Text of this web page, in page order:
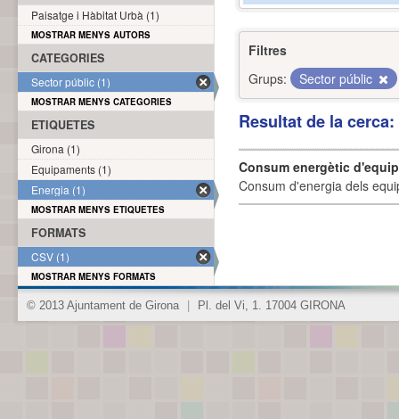
Filtres
Grups:
Sector públic
Resultat de la
Consum energètic
Consum d'energia dels
Paisatge i Hàbitat Urbà (1)
MOSTRAR MENYS AUTORS
CATEGORIES
Sector públic (1)
MOSTRAR MENYS CATEGORIES
ETIQUETES
Girona (1)
Equipaments (1)
Energia (1)
MOSTRAR MENYS ETIQUETES
FORMATS
CSV (1)
MOSTRAR MENYS FORMATS
© 2013 Ajuntament de Girona Pl. del Vi, 1. 17004 GIRONA